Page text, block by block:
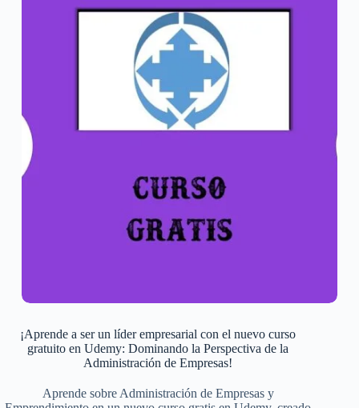
¡Aprende a ser un líder empresarial con el nuevo curso
gratuito en Udemy: Dominando la Perspectiva de la
Administración de Empresas!
Aprende sobre Administración de Empresas y